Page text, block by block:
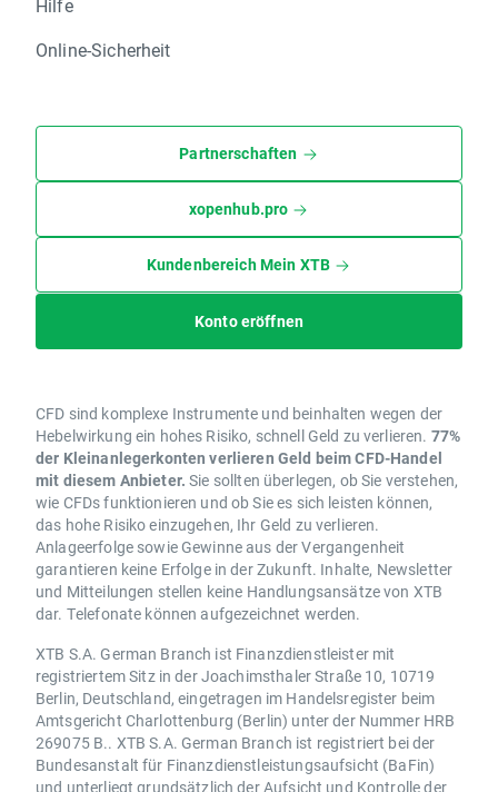
Hilfe
Online-Sicherheit
Partnerschaften
xopenhub.pro
Kundenbereich Mein XTB
Konto eröffnen
CFD sind komplexe Instrumente und beinhalten wegen der
Hebelwirkung ein hohes Risiko, schnell Geld zu verlieren. 77%
der Kleinanlegerkonten verlieren Geld beim CFD-Handel
mit diesem Anbieter. Sie sollten überlegen, ob Sie verstehen,
wie CFDs funktionieren und ob Sie es sich leisten können,
das hohe Risiko einzugehen, Ihr Geld zu verlieren.
Anlageerfolge sowie Gewinne aus der Vergangenheit
garantieren keine Erfolge in der Zukunft. Inhalte, Newsletter
und Mitteilungen stellen keine Handlungsansätze von XTB
dar. Telefonate können aufgezeichnet werden.
XTB S.A. German Branch ist Finanzdienstleister mit
registriertem Sitz in der Joachimsthaler Straße 10, 10719
Berlin, Deutschland, eingetragen im Handelsregister beim
Amtsgericht Charlottenburg (Berlin) unter der Nummer HRB
269075 B.. XTB S.A. German Branch ist registriert bei der
Bundesanstalt für Finanzdienstleistungsaufsicht (BaFin)
und unterliegt grundsätzlich der Aufsicht und Kontrolle der